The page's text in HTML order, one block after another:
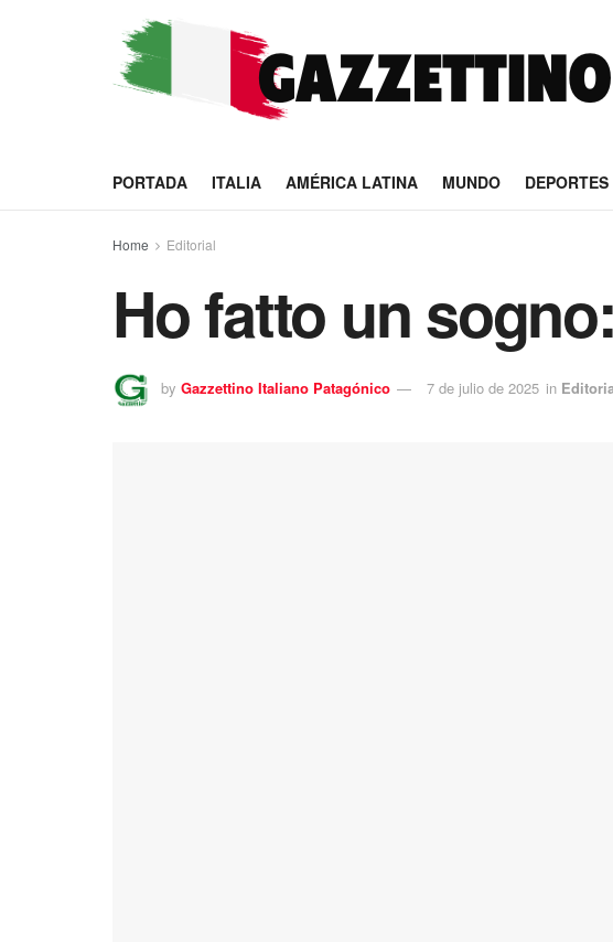
PORTADA ITALIA AMÉRICA LATINA MUNDO DEPORTES
Home Editorial
Ho fatto un
by Gazzettino Italiano Patagónico 7 de julio de 2025 in